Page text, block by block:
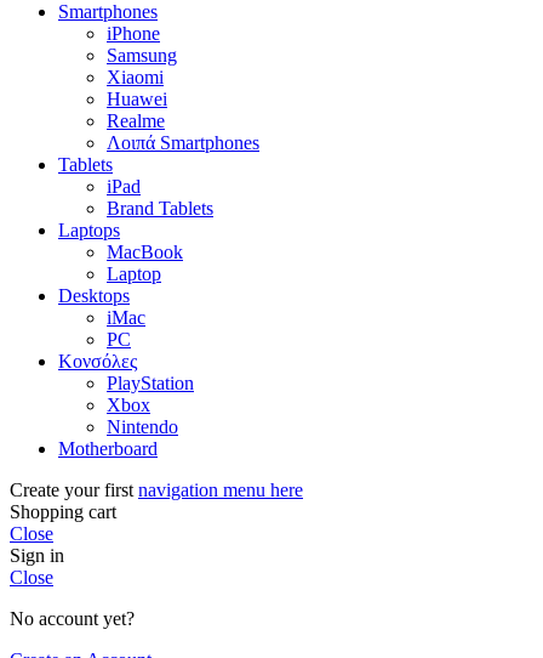
Smartphones
iPhone
Samsung
Xiaomi
Huawei
Realme
Λοιπά Smartphones
Tablets
iPad
Brand Tablets
Laptops
MacBook
Laptop
Desktops
iMac
PC
Κονσόλες
PlayStation
Xbox
Nintendo
Motherboard
Create your first navigation menu here
Shopping cart
Close
Sign in
Close
No account yet?